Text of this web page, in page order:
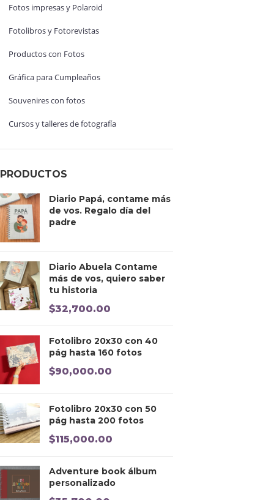
Fotos impresas y Polaroid
Fotolibros y Fotorevistas
Productos con Fotos
Gráfica para Cumpleaños
Souvenires con fotos
Cursos y talleres de fotografía
PRODUCTOS
Diario Papá, contame más
de vos. Regalo día del
padre
Diario Abuela Contame
más de vos, quiero saber
tu historia
$32,700.00
Fotolibro 20x30 con 40
pág hasta 160 fotos
$90,000.00
Fotolibro 20x30 con 50
pág hasta 200 fotos
$115,000.00
Adventure book álbum
personalizado